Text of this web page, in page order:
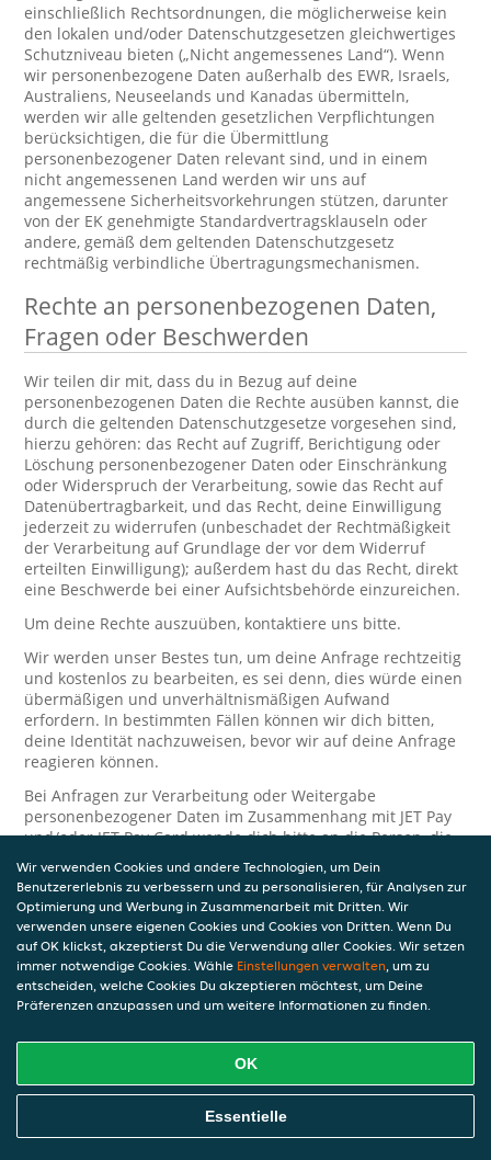
einschließlich Rechtsordnungen, die möglicherweise kein
den lokalen und/oder Datenschutzgesetzen gleichwertiges
Schutzniveau bieten („Nicht angemessenes Land“). Wenn
wir personenbezogene Daten außerhalb des EWR, Israels,
Australiens, Neuseelands und Kanadas übermitteln,
werden wir alle geltenden gesetzlichen Verpflichtungen
berücksichtigen, die für die Übermittlung
personenbezogener Daten relevant sind, und in einem
nicht angemessenen Land werden wir uns auf
angemessene Sicherheitsvorkehrungen stützen, darunter
von der EK genehmigte Standardvertragsklauseln oder
andere, gemäß dem geltenden Datenschutzgesetz
rechtmäßig verbindliche Übertragungsmechanismen.
Rechte an personenbezogenen Daten,
Fragen oder Beschwerden
Wir teilen dir mit, dass du in Bezug auf deine
personenbezogenen Daten die Rechte ausüben kannst, die
durch die geltenden Datenschutzgesetze vorgesehen sind,
hierzu gehören: das Recht auf Zugriff, Berichtigung oder
Löschung personenbezogener Daten oder Einschränkung
oder Widerspruch der Verarbeitung, sowie das Recht auf
Datenübertragbarkeit, und das Recht, deine Einwilligung
jederzeit zu widerrufen (unbeschadet der Rechtmäßigkeit
der Verarbeitung auf Grundlage der vor dem Widerruf
erteilten Einwilligung); außerdem hast du das Recht, direkt
eine Beschwerde bei einer Aufsichtsbehörde einzureichen.
Um deine Rechte auszuüben, kontaktiere uns bitte.
Wir werden unser Bestes tun, um deine Anfrage rechtzeitig
und kostenlos zu bearbeiten, es sei denn, dies würde einen
übermäßigen und unverhältnismäßigen Aufwand
erfordern. In bestimmten Fällen können wir dich bitten,
deine Identität nachzuweisen, bevor wir auf deine Anfrage
reagieren können.
Bei Anfragen zur Verarbeitung oder Weitergabe
personenbezogener Daten im Zusammenhang mit JET Pay
und/oder JET Pay Card wende dich bitte an die Person, die
dir das JET Pay-Guthaben gewährt (das kann dein
Arbeitgeber, Geschäftspartner usw. sein). Dies ist
erforderlich, da JET und die Person, die dir das Guthaben
gewährt, eine separate Verantwortung für die Verarbeitung
und den Schutz deiner personenbezogenen Daten haben.
Solltest du weitere Fragen oder Beschwerden in Bezug auf
die Verarbeitung deiner personenbezogenen Daten haben,
kontaktieren wir dich gerne. Wir würden uns auch über
Tipps oder Vorschläge zur Verbesserung unserer Erklärung
Sicherheit
Wir verwenden Cookies und andere Technologien, um Dein
Benutzererlebnis zu verbessern und zu personalisieren, für Analysen zur
Optimierung und Werbung in Zusammenarbeit mit Dritten. Wir
verwenden unsere eigenen Cookies und Cookies von Dritten. Wenn Du
auf OK klickst, akzeptierst Du die Verwendung aller Cookies. Wir setzen
immer notwendige Cookies. Wähle Einstellungen verwalten, um zu
entscheiden, welche Cookies Du akzeptieren möchtest, um Deine
Präferenzen anzupassen und um weitere Informationen zu finden.
OK
Essentielle